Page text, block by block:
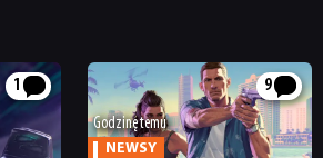
1 9
Godzinę temu
NEWSY